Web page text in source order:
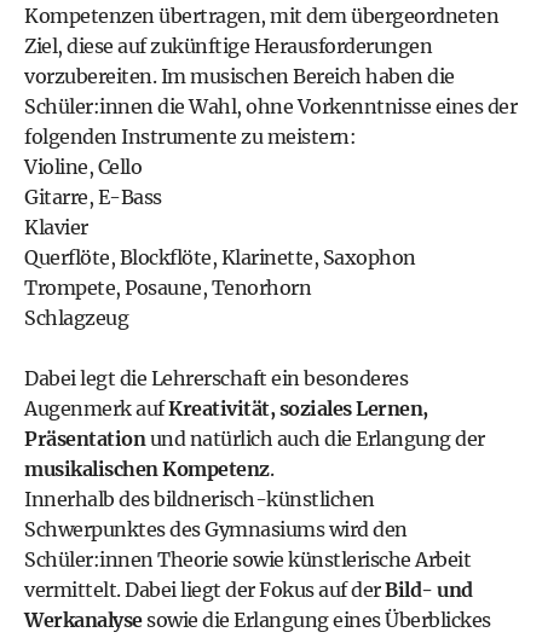
Kompetenzen übertragen, mit dem übergeordneten
Ziel, diese auf zukünftige Herausforderungen
vorzubereiten. Im musischen Bereich haben die
Schüler:innen die Wahl, ohne Vorkenntnisse eines der
folgenden Instrumente zu meistern:
Violine, Cello
Gitarre, E-Bass
Klavier
Querflöte, Blockflöte, Klarinette, Saxophon
Trompete, Posaune, Tenorhorn
Schlagzeug
Dabei legt die Lehrerschaft ein besonderes
Augenmerk aufKreativität, soziales Lernen,
Präsentationund natürlich auch die Erlangung der
musikalischen Kompetenz.
Innerhalb des bildnerisch-künstlichen
Schwerpunktes desGymnasiumswird den
Schüler:innen Theorie sowie künstlerische Arbeit
vermittelt. Dabei liegt der Fokus auf derBild- und
Werkanalysesowie die Erlangung eines Überblickes